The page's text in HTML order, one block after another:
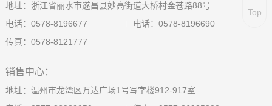
地址：浙江省丽水市遂昌县妙高街道大桥村金苍路88号
电话： 0578-8196677 电话： 0578-8196690
传真：0578-8121777
销售中心：
地址：温州市龙湾区万达广场1号写字楼912-917室
Top